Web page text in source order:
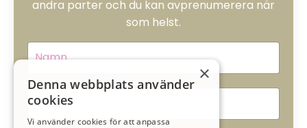
andra parter och du kan avprenumerera när
som helst.
×
Denna webbplats använder
cookies
Vi använder cookies för att anpassa